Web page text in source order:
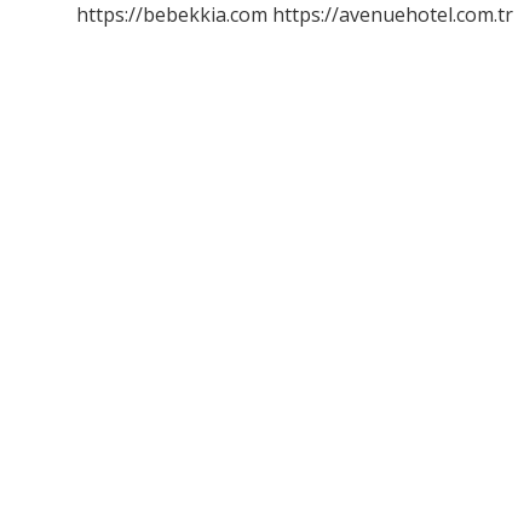
https://bebekkia.com https://avenuehotel.com.tr